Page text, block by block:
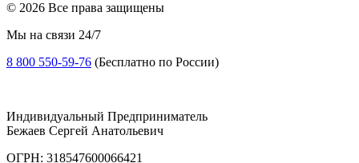
© 2026 Все права защищены
Мы на связи 24/7
8 800 550-59-76 (Бесплатно по России)
Индивидуальный Предприниматель
Бежаев Сергей Анатольевич
ОГРН: 318547600066421